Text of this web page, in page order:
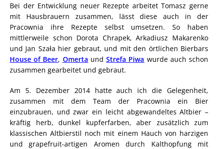
Bei der Entwicklung neuer Rezepte arbeitet Tomasz gerne
mit Hausbrauern zusammen, lässt diese auch in der
Pracownia ihre Rezepte selbst umsetzen. So haben
mittlerweile schon Dorota Chrapek, Arkadiusz Makarenko
und Jan Szała hier gebraut, und mit den örtlichen Bierbars
House of Beer, Omerta undStrefa Piwa wurde auch schon
zusammen gearbeitet und gebraut.
Am 5. Dezember 2014 hatte auch ich die Gelegenheit,
zusammen mit dem Team der Pracownia ein Bier
einzubrauen, und zwar ein leicht abgewandeltes Altbier –
kräftig herb, dunkel kupferfarben, aber zusätzlich zum
klassischen Altbierstil noch mit einem Hauch von harzigen
und grapefruit-artigen Aromen durch Kalthopfung mit